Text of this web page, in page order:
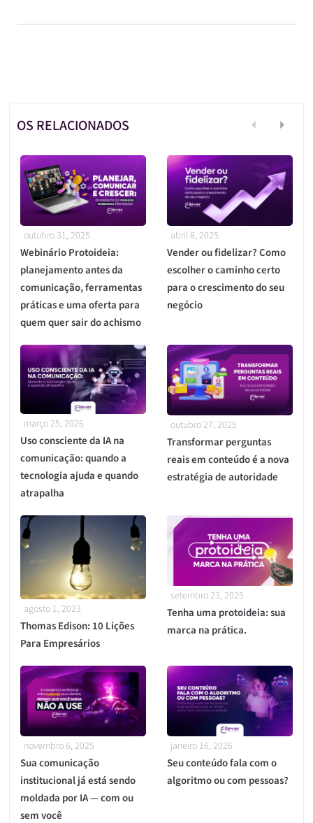
OS RELACIONADOS
outubro 31, 2025
Webinário Protoideia:
planejamento antes da
comunicação, ferramentas
práticas e uma oferta para
quem quer sair do achismo
abril 8, 2025
Vender ou fidelizar? Como
escolher o caminho certo
para o crescimento do seu
negócio
março 25, 2026
Uso consciente da IA na
comunicação: quando a
tecnologia ajuda e quando
atrapalha
outubro 27, 2025
Transformar perguntas
reais em conteúdo é a nova
estratégia de autoridade
agosto 1, 2023
Thomas Edison: 10 Lições
Para Empresários
setembro 23, 2025
Tenha uma protoideia: sua
marca na prática.
novembro 6, 2025
Sua comunicação
institucional já está sendo
moldada por IA — com ou
sem você
janeiro 16, 2026
Seu conteúdo fala com o
algoritmo ou com pessoas?